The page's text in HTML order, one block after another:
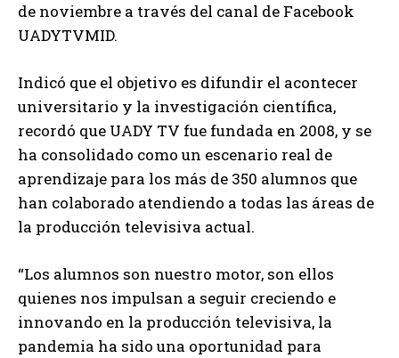
de noviembre a través del canal de Facebook
UADYTVMID.
Indicó que el objetivo es difundir el acontecer
universitario y la investigación científica,
recordó que UADY TV fue fundada en 2008, y se
ha consolidado como un escenario real de
aprendizaje para los más de 350 alumnos que
han colaborado atendiendo a todas las áreas de
la producción televisiva actual.
“Los alumnos son nuestro motor, son ellos
quienes nos impulsan a seguir creciendo e
innovando en la producción televisiva, la
pandemia ha sido una oportunidad para